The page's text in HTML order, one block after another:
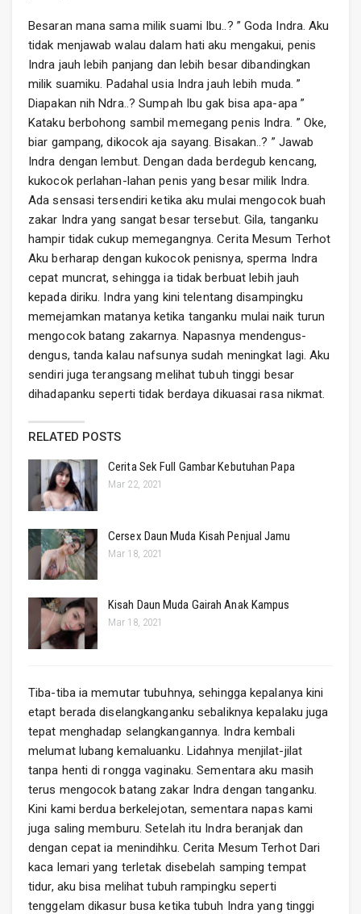
Besaran mana sama milik suami Ibu..? ” Goda Indra. Aku
tidak menjawab walau dalam hati aku mengakui, penis
Indra jauh lebih panjang dan lebih besar dibandingkan
milik suamiku. Padahal usia Indra jauh lebih muda. ”
Diapakan nih Ndra..? Sumpah Ibu gak bisa apa-apa ”
Kataku berbohong sambil memegang penis Indra. ” Oke,
biar gampang, dikocok aja sayang. Bisakan..? ” Jawab
Indra dengan lembut. Dengan dada berdegub kencang,
kukocok perlahan-lahan penis yang besar milik Indra.
Ada sensasi tersendiri ketika aku mulai mengocok buah
zakar Indra yang sangat besar tersebut. Gila, tanganku
hampir tidak cukup memegangnya. Cerita Mesum Terhot
Aku berharap dengan kukocok penisnya, sperma Indra
cepat muncrat, sehingga ia tidak berbuat lebih jauh
kepada diriku. Indra yang kini telentang disampingku
memejamkan matanya ketika tanganku mulai naik turun
mengocok batang zakarnya. Napasnya mendengus-
dengus, tanda kalau nafsunya sudah meningkat lagi. Aku
sendiri juga terangsang melihat tubuh tinggi besar
dihadapanku seperti tidak berdaya dikuasai rasa nikmat.
RELATED POSTS
Cerita Sek Full Gambar Kebutuhan Papa
Mar 22, 2021
Cersex Daun Muda Kisah Penjual Jamu
Mar 18, 2021
Kisah Daun Muda Gairah Anak Kampus
Mar 18, 2021
Tiba-tiba ia memutar tubuhnya, sehingga kepalanya kini
etapt berada diselangkanganku sebaliknya kepalaku juga
tepat menghadap selangkangannya. Indra kembali
melumat lubang kemaluanku. Lidahnya menjilat-jilat
tanpa henti di rongga vaginaku. Sementara aku masih
terus mengocok batang zakar Indra dengan tanganku.
Kini kami berdua berkelejotan, sementara napas kami
juga saling memburu. Setelah itu Indra beranjak dan
dengan cepat ia menindihku. Cerita Mesum Terhot Dari
kaca lemari yang terletak disebelah samping tempat
tidur, aku bisa melihat tubuh rampingku seperti
tenggelam dikasur busa ketika tubuh Indra yang tinggi